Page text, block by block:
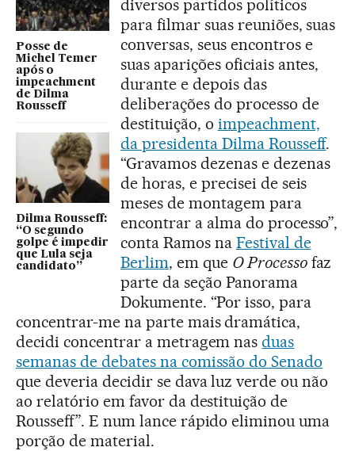
Posse de
Michel Temer
após o
impeachment
de Dilma
Rousseff
Dilma Rousseff:
“O segundo
golpe é impedir
que Lula seja
candidato”
diversos partidos políticos
para filmar suas reuniões, suas
conversas, seus encontros e
suas aparições oficiais antes,
durante e depois das
deliberações do processo de
destituição, o impeachment,
da presidenta Dilma Rousseff.
“Gravamos dezenas e dezenas
de horas, e precisei de seis
meses de montagem para
encontrar a alma do processo”,
conta Ramos na Festival de
Berlim, em que O Processofaz
parte da seção Panorama
Dokumente. “Por isso, para
concentrar-me na parte mais dramática,
decidi concentrar a metragem nasduas
semanas de debates na comissão do Senado
que deveria decidir se dava luz verde ou não
ao relatório em favor da destituição de
Rousseff”. E num lance rápido eliminou uma
porção de material.